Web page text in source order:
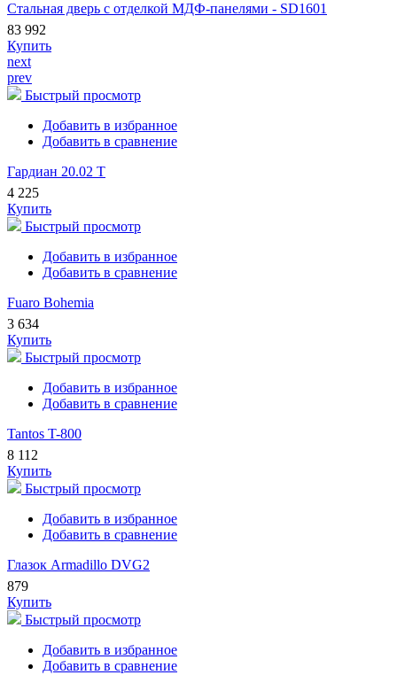
Стальная дверь с отделкой МДФ-панелями - SD1601
83 992
Купить
next
prev
Быстрый просмотр
Добавить в избранное
Добавить в сравнение
Гардиан 20.02 Т
4 225
Купить
Быстрый просмотр
Добавить в избранное
Добавить в сравнение
Fuaro Bohemia
3 634
Купить
Быстрый просмотр
Добавить в избранное
Добавить в сравнение
Tantos T-800
8 112
Купить
Быстрый просмотр
Добавить в избранное
Добавить в сравнение
Глазок Armadillo DVG2
879
Купить
Быстрый просмотр
Добавить в избранное
Добавить в сравнение